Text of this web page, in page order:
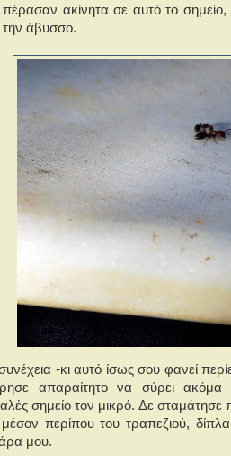
ακίνητα σε αυτό το σημείο,
άβυσσο.
-κι αυτό ίσως σου φανεί
απαραίτητο να σύρει
σημείο τον μικρό. Δε
περίπου του τραπεζιού,
μου.